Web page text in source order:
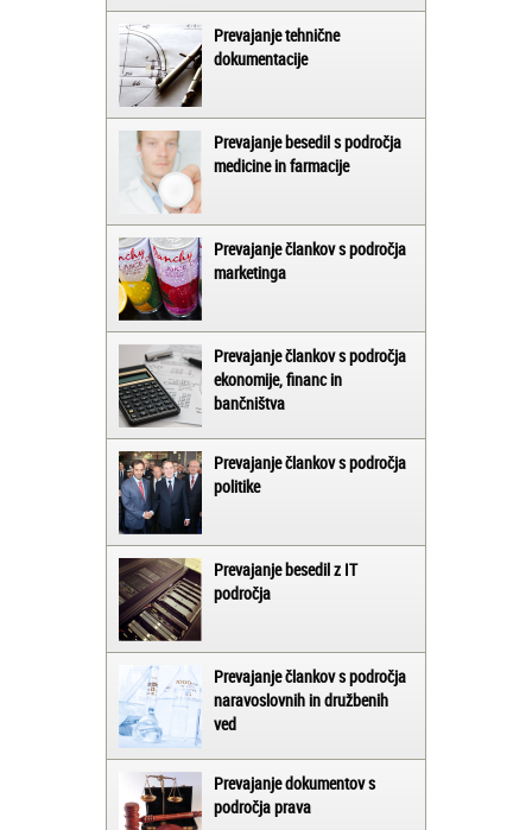
Prevajanje tehnične
dokumentacije
Prevajanje besedil s področja
medicine in farmacije
Prevajanje člankov s področja
marketinga
Prevajanje člankov s področja
ekonomije, financ in
bančništva
Prevajanje člankov s področja
politike
Prevajanje besedil z IT
področja
Prevajanje člankov s področja
naravoslovnih in družbenih
ved
Prevajanje dokumentov s
področja prava